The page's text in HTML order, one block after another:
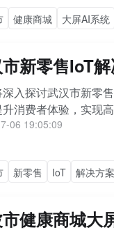
健康商城 大屏AI系统
新零售IoT
入探讨武汉市新零
消费者体验，实现
06 19:05:09
新零售 IoT 解决方案
健康商城大